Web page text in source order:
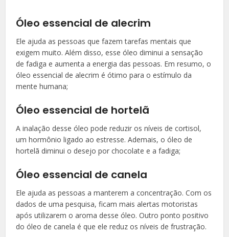
Óleo essencial de alecrim
Ele ajuda as pessoas que fazem tarefas mentais que
exigem muito. Além disso, esse óleo diminui a sensação
de fadiga e aumenta a energia das pessoas. Em resumo, o
óleo essencial de alecrim é ótimo para o estímulo da
mente humana;
Óleo essencial de hortelã
A inalação desse óleo pode reduzir os níveis de cortisol,
um hormônio ligado ao estresse. Ademais, o óleo de
hortelã diminui o desejo por chocolate e a fadiga;
Óleo essencial de canela
Ele ajuda as pessoas a manterem a concentração. Com os
dados de uma pesquisa, ficam mais alertas motoristas
após utilizarem o aroma desse óleo. Outro ponto positivo
do óleo de canela é que ele reduz os níveis de frustração.